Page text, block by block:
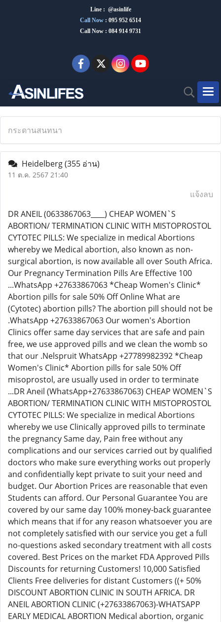
Line : @asinlife
Call Now : 095 952 6514
Call Now : 084 914 9731
กระดานสนทนา
Heidelberg(355 อ่าน)
11 ต.ค. 2567 21:40
แจ้งลบ
DR ANEIL (0633867063____) CHEAP WOMEN`S
ABORTION/ TERMINATION CLINIC WITH MISTOPROSTOL
CYTOTEC PILLS: We specialize in medical Abortions
whereby we Medical abortion, also known as non-
surgical abortion, is now available all over South Africa.
Our Pregnancy Termination Pills Are Effective 100
...WhatsApp +27633867063 *Cheap Women's Clinic*
Abortion pills for sale 50% Off Online What are
(Cytotec) abortion pills? The abortion pill should not be
.WhatsApp +27633867063 Our women's Abortion
Clinics offer same day services that are safe and pain
free, we use approved pills and we clean the womb so
that our .Nelspruit WhatsApp +27789982392 *Cheap
Women's Clinic* Abortion pills for sale 50% Off
misoprostol, are usually used in order to terminate
...DR Aneil (WhatsApp+27633867063) CHEAP WOMEN`S
ABORTION/ TERMINATION CLINIC WITH MISTOPROSTOL
CYTOTEC PILLS: We specialize in medical Abortions
whereby we use Clinically approved pills to terminate
the pregnancy Same day, Pain free without any
complications and our services carried out by qualified
doctors who make sure everything works out properly
and confidentially kept private to suit your need and
budget. Our Abortion Prices are reasonable that even
Students can afford. Our Personal Guarantee You are
covered by our same day 100% money-back guarantee
which means that if for any reason whatsoever you are
not completely satisfied with our service you get a full
no-questions asked secondary treatment with all costs
covered. Best Prices on the market FDA Approved Pills
Discounts for returning Customers! 10,000 Satisfied
Clients Free deliveries for distant Customers ((+ 50%
DISCOUNT ABORTION CLINIC IN SOUTH AFRICA. DR
ANEIL ABORTION CLINIC (+27633867063)-WHATSAPP
EARLY MEDICAL ABORTION Medical abortion, organic